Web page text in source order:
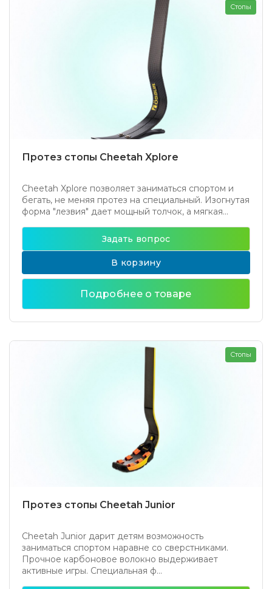
Протез стопы Cheetah Xplore
Cheetah Xplore позволяет заниматься спортом и
бегать, не меняя протез на специальный. Изогнутая
форма "лезвия" дает мощный толчок, а мягкая...
Стопы
Задать вопрос
В корзину
Подробнее о товаре
Протез стопы Cheetah Junior
Cheetah Junior дарит детям возможность
заниматься спортом наравне со сверстниками.
Прочное карбоновое волокно выдерживает
активные игры. Специальная ф...
Стопы